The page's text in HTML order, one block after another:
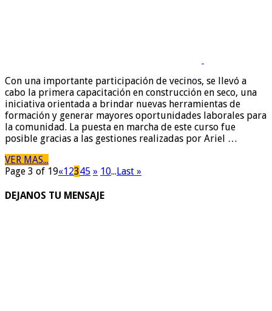
Con una importante participación de vecinos, se llevó a
cabo la primera capacitación en construcción en seco, una
iniciativa orientada a brindar nuevas herramientas de
formación y generar mayores oportunidades laborales para
la comunidad. La puesta en marcha de este curso fue
posible gracias a las gestiones realizadas por Ariel …
VER MAS...
Page 3 of 19«12345 » 10...Last »
DEJANOS TU MENSAJE